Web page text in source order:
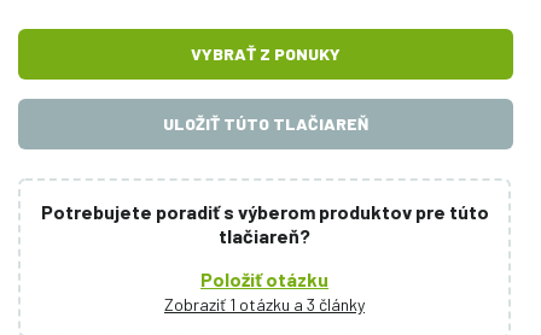
VYBRAŤ Z PONUKY
ULOŽIŤ TÚTO TLAČIAREŇ
Potrebujete poradiť s výberom produktov pre túto
tlačiareň?
Položiť otázku
Zobraziť 1 otázku a 3 články